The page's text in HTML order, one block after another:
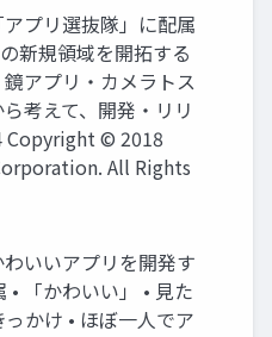
アプリ選抜隊」に配属
新規領域を開拓する
鏡アプリ・カメラトス
考えて、開発・リリ
Copyright © 2018
All Rights
わいいアプリを開発す
• 「かわいい」 • 見た
かけ • ほぼ一人でア